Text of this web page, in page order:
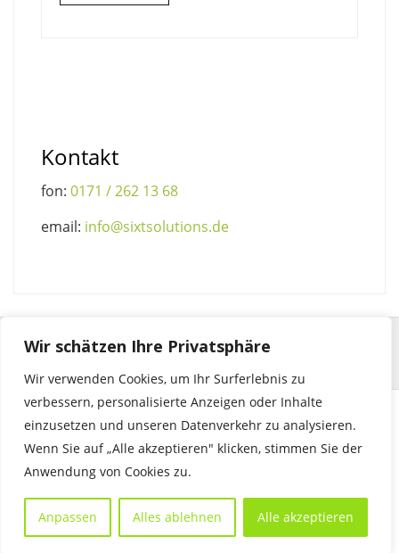
Wir schätzen Ihre Privatsphäre
Wir verwenden Cookies, um Ihr Surferlebnis zu
verbessern, personalisierte Anzeigen oder Inhalte
einzusetzen und unseren Datenverkehr zu analysieren.
Wenn Sie auf „Alle akzeptieren" klicken, stimmen Sie der
Anwendung von Cookies zu.
Anpassen Alles ablehnen Alle akzeptieren
Kontakt
fon: 0171 / 262 13 68
email: info@sixtsolutions.de
© 2023 by sixtsolutions | seehalde 29 | 71364 winnenden |
info@sixtsolutions.de